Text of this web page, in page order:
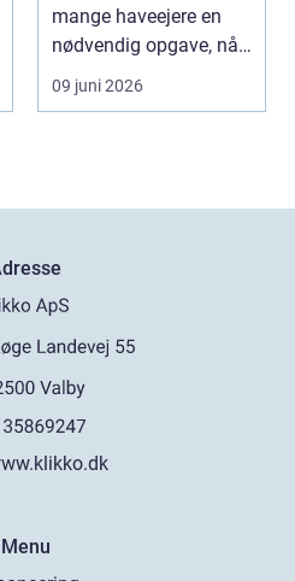
mange haveejere en
nødvendig opgave, når
store træer skaber
skade, s...
09 juni 2026
Menu